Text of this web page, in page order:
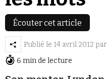
Revues
Écouter cet article
Publié le 14 avril 2012 par
6 min de lecture